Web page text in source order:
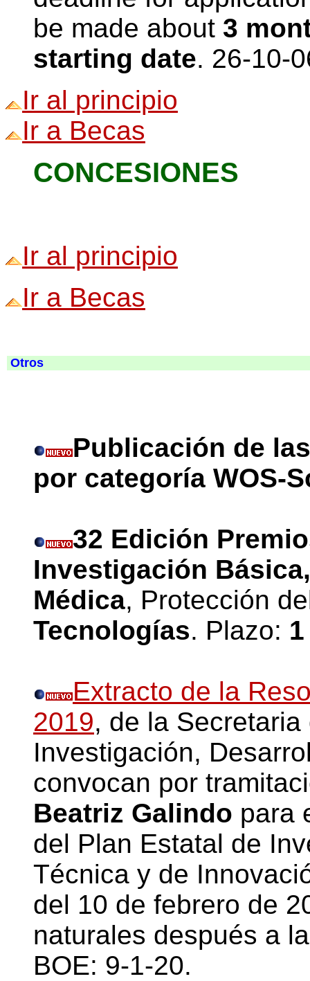
be made about 3
starting date. 26-10-
Ir al principio
Ir a Becas
CONCESIONES
Ir al principio
Ir a Becas
Otros
Publicación de
por categoría WOS-
32 Edición
Investigación Básica,
Médica, Protección
Tecnologías. Plazo:
Extracto de la
2019, de la
Investigación,
convocan por
Beatriz Galindo para
del Plan Estatal de
Técnica y de
del 10 de febrero de
naturales después a
BOE: 9-1-20.